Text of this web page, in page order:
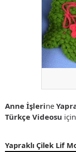
Anne İşlerine
Türkçe Videosu
Yapraklı Çilek Lif